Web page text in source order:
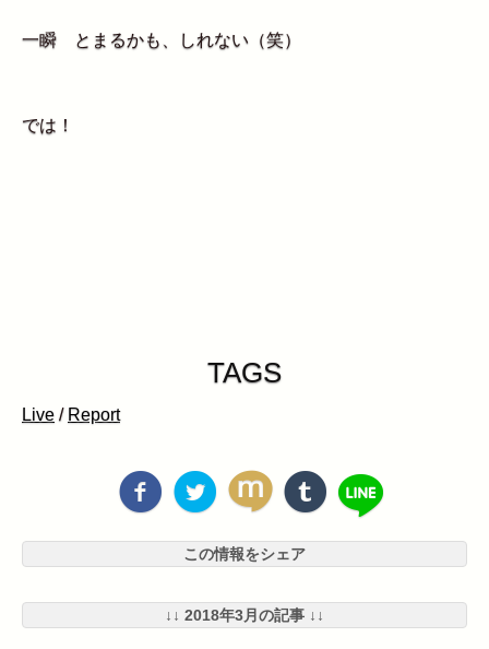
一瞬 とまるかも、しれない（笑）
では！
TAGS
Live / Report
この情報をシェア
↓↓ 2018年3月の記事 ↓↓